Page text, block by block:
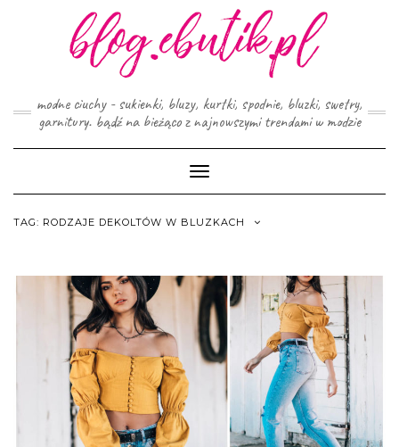
modne ciuchy - sukienki, bluzy, kurtki, spodnie, bluzki, swetry,
garnitury. bądź na bieżąco z najnowszymi trendami w modzie
Toggle
Navigation
TAG: RODZAJE DEKOLTÓW W BLUZKACH